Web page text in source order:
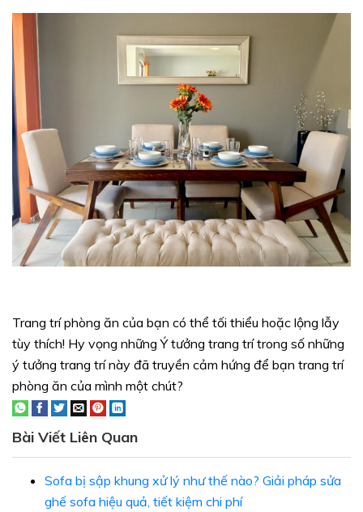
Trang trí phòng ăn của bạn có thể tối thiểu hoặc lộng lẫy
tùy thích! Hy vọng những Ý tưởng trang trí trong số những
ý tưởng trang trí này đã truyền cảm hứng để bạn trang trí
phòng ăn của mình một chút?
Bài Viết Liên Quan
Sofa bị sập khung xử lý như thế nào? Giải pháp sửa
ghế sofa hiệu quả, tiết kiệm chi phí